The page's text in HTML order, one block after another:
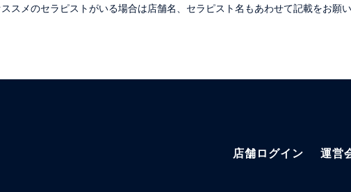
スメのセラピストがいる場合は店舗名、セラピスト名もあわせて記載をお願い
店舗ログイン 運営